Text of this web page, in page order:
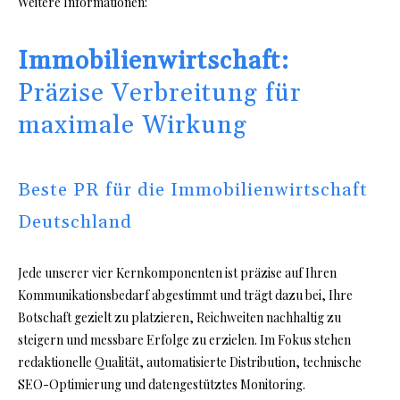
Immobilienwirtschaft:
Präzise Verbreitung für
maximale Wirkung
Beste PR für die Immobilienwirtschaft
Deutschland
Jede unserer vier Kernkomponenten ist präzise auf Ihren
Kommunikationsbedarf abgestimmt und trägt dazu bei, Ihre
Botschaft gezielt zu platzieren, Reichweiten nachhaltig zu
steigern und messbare Erfolge zu erzielen. Im Fokus stehen
redaktionelle Qualität, automatisierte Distribution, technische
SEO-Optimierung und datengestütztes Monitoring.